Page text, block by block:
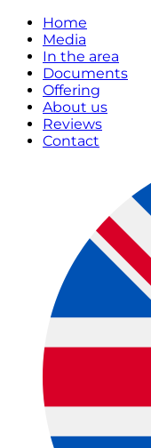
Home
Media
In the area
Documents
Offering
About us
Reviews
Contact